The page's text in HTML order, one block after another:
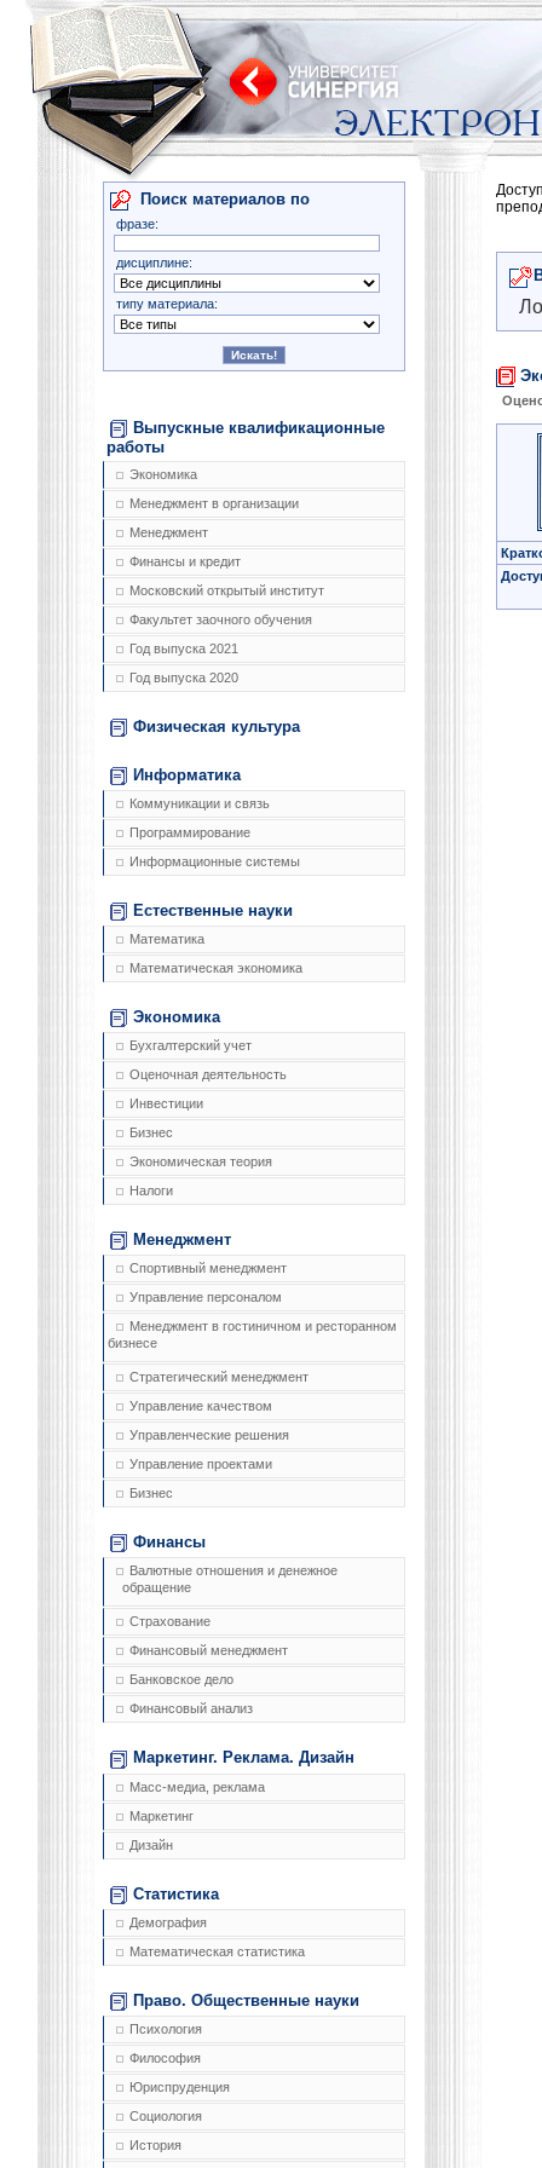
Поиск материалов по
фразе:
дисциплине:
типу материала:
Выпускные квалификационные
работы
Экономика
Менеджмент в организации
Менеджмент
Финансы и кредит
Московский открытый институт
Факультет заочного обучения
Год выпуска 2021
Год выпуска 2020
Физическая культура
Информатика
Коммуникации и связь
Программирование
Информационные системы
Естественные науки
Математика
Математическая экономика
Экономика
Бухгалтерский учет
Оценочная деятельность
Инвестиции
Бизнес
Экономическая теория
Налоги
Менеджмент
Спортивный менеджмент
Управление персоналом
Менеджмент в гостиничном и ресторанном
бизнесе
Стратегический менеджмент
Управление качеством
Управленческие решения
Управление проектами
Бизнес
Финансы
Валютные отношения и денежное
обращение
Страхование
Финансовый менеджмент
Банковское дело
Финансовый анализ
Маркетинг. Реклама. Дизайн
Масс-медиа, реклама
Маркетинг
Дизайн
Статистика
Демография
Математическая статистика
Право. Общественные науки
Психология
Философия
Юриспруденция
Социология
История